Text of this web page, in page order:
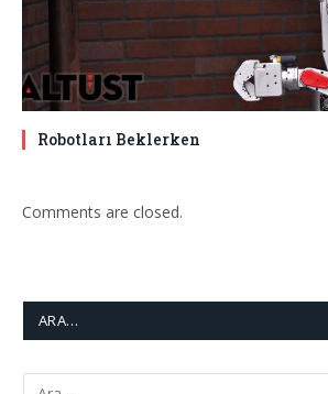
Robotları Beklerken
Comments are closed.
ARA…